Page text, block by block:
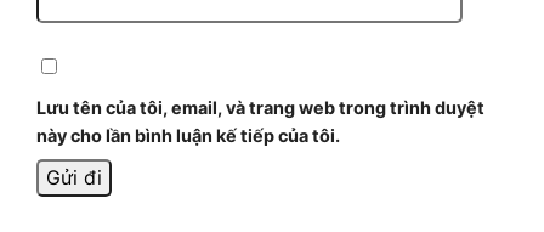
Lưu tên của tôi, email, và trang web trong trình duyệt
này cho lần bình luận kế tiếp của tôi.